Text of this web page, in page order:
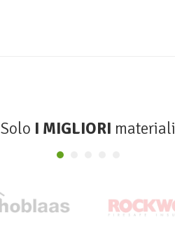
Solo I MIGLIORI materiali